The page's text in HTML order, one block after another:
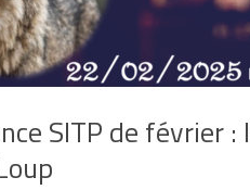
SITP de février